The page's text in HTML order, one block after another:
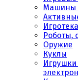
Машины
Игротека
Роботы,
Оружие
Куклы